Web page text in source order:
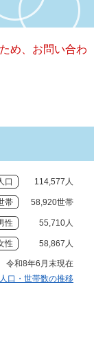
め、お問い合わ
口 114,577人
帯 58,920世帯
性 55,710人
性 58,867人
令和8年6月末現在
口・世帯数の推移